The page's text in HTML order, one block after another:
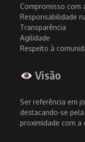
Compromisso com
Responsabilidade
Transparência
Agilidade
Respeito à
Visão
Ser referência em
destacando-se
proximidade com a